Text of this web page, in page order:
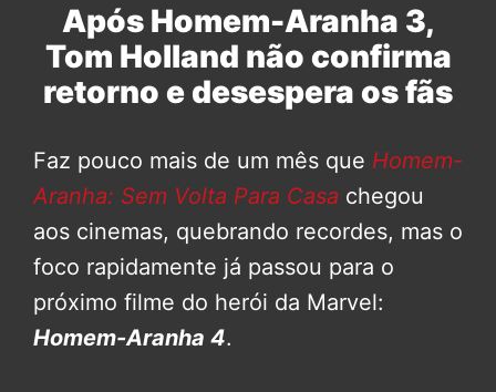
Após Homem-Aranha 3,
Tom Holland não confirma
retorno e desespera os fãs
Faz pouco mais de um mês que Homem-
Aranha: Sem Volta Para Casa chegou
aos cinemas, quebrando recordes, mas o
foco rapidamente já passou para o
próximo filme do herói da Marvel:
Homem-Aranha 4.